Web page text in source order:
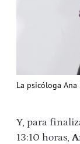
La psicóloga Ana
Y, para
13:10 horas,